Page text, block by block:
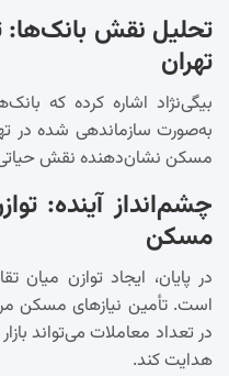
تحلیل نقش بانک‌ها:
تهران
بیگی‌نژاد اشاره کرده که
به‌صورت سازماندهی شده در
مسکن نشان‌دهنده نقش حیاتی
چشم‌انداز آینده:
مسکن
در پایان، ایجاد توازن
است. تأمین نیازهای مسکن
در تعداد معاملات می‌تواند
هدایت کند.